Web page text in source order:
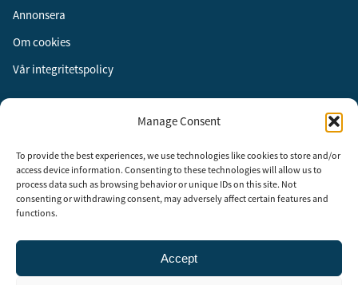
Manage Consent
To provide the best experiences, we use technologies like cookies to store and/or
access device information. Consenting to these technologies will allow us to
process data such as browsing behavior or unique IDs on this site. Not
consenting or withdrawing consent, may adversely affect certain features and
functions.
Accept
Annonsera
Om cookies
Vår integritetspolicy
Instagram
LinkedIn